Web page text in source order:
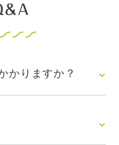
かりますか？